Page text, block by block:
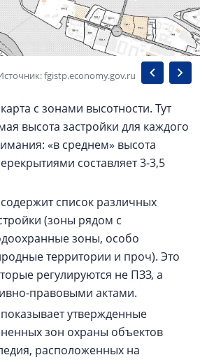
fgistp.economy.gov.ru
карта с зонами высотности. Тут
высота застройки для каждого
«в среднем» высота
составляет 3-3,5
содержит список различных
(зоны рядом с
зоны, особо
территории и проч). Это
регулируются не ПЗЗ, а
правовыми актами.
показывает утвержденные
зон охраны объектов
расположенных на